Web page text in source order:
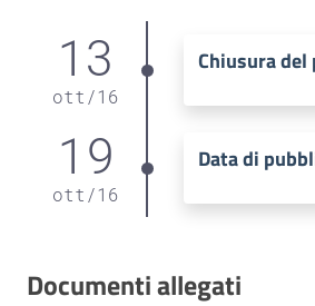
13
ott /16
Chiusura
19
ott /16
Data di
Documenti allegati